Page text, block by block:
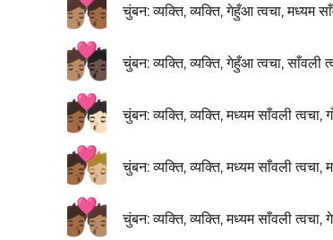
🧑🏽‍❤️‍💋‍🧑🏾 चुंबन: व्यक्ति, व्यक्ति, गेहुँआ त्वचा, मध्यम
🧑🏽‍❤️‍💋‍🧑🏿 चुंबन: व्यक्ति, व्यक्ति, गेहुँआ त्वचा, साँवली
🧑🏾‍❤️‍💋‍🧑🏻 चुंबन: व्यक्ति, व्यक्ति, मध्यम साँवली त्वचा,
🧑🏾‍❤️‍💋‍🧑🏼 चुंबन: व्यक्ति, व्यक्ति, मध्यम साँवली त्वचा,
🧑🏾‍❤️‍💋‍🧑🏽 चुंबन: व्यक्ति, व्यक्ति, मध्यम साँवली त्वचा,